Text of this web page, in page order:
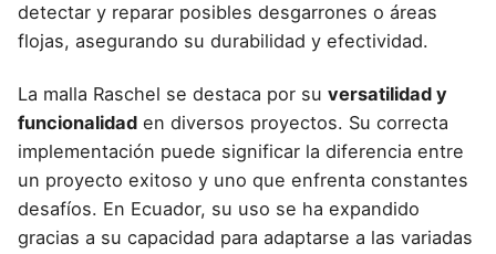
detectar y reparar posibles desgarrones o áreas
flojas, asegurando su durabilidad y efectividad.
La malla Raschel se destaca por su versatilidad y
funcionalidad en diversos proyectos. Su correcta
implementación puede significar la diferencia entre
un proyecto exitoso y uno que enfrenta constantes
desafíos. En Ecuador, su uso se ha expandido
gracias a su capacidad para adaptarse a las variadas